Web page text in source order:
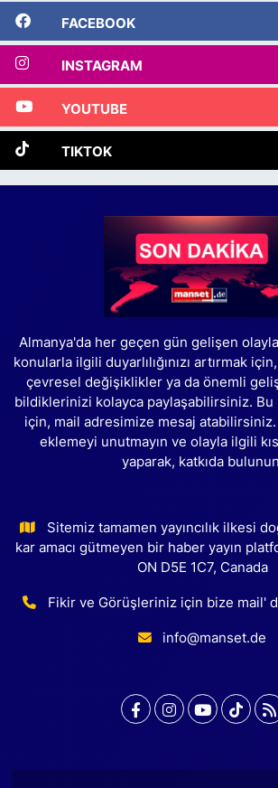
FACEBOOK
INSTAGRAM
YOUTUBE
TIKTOK
Almanya'da her geçen gün gelişen
konularla ilgili duyarlılığınızı artırmak
çevresel değişiklikler ya da önemli
bildiklerinizi kolayca paylaşabilirsiniz. Bu
için, mail adresimize mesaj
eklemeyi unutmayın ve olayla ilgili
yaparak, katkıda
Sitemiz tamamen yayıncılık ilkesi
kar amacı gütmeyen bir haber yayın
ON D5E 1C7, Canada
Fikir ve Görüşleriniz için bize mail'
info@manset.de